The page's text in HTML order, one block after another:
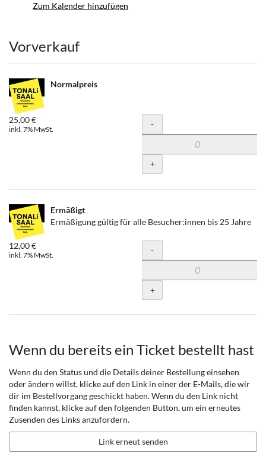
Zum Kalender hinzufügen
Produkte
Vorverkauf
Normalpreis
25,00 €
inkl. 7% MwSt. Menge
-
+
Ermäßigt
Ermäßigung gültig für alle Besucher:innen bis 25 Jahre
12,00 €
inkl. 7% MwSt. Menge
-
+
Wenn du bereits ein Ticket bestellt hast
Wenn du den Status und die Details deiner Bestellung einsehen
oder ändern willst, klicke auf den Link in einer der E-Mails, die wir
dir im Bestellvorgang geschickt haben. Wenn du den Link nicht
finden kannst, klicke auf den folgenden Button, um ein erneutes
Zusenden des Links anzufordern.
Link erneut senden